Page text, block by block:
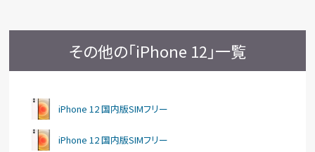
その他の「iPhone 12」一覧
iPhone 12 国内版SIMフリー
iPhone 12 国内版SIMフリー